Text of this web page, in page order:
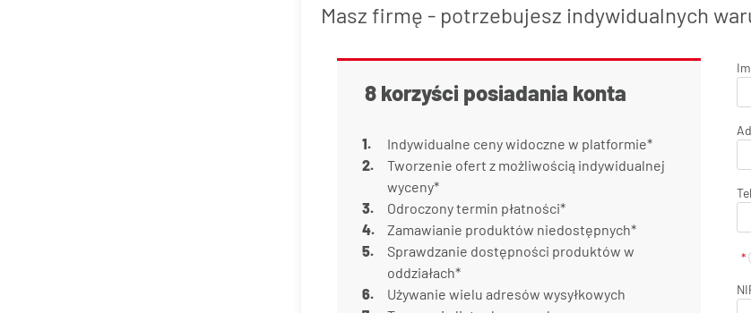
Masz firmę - potrzebujesz indywidualnych
8 korzyści posiadania konta
Indywidualne ceny widoczne w platformie*
Tworzenie ofert z możliwością indywidualnej
wyceny*
Odroczony termin płatności*
Zamawianie produktów niedostępnych*
Sprawdzanie dostępności produktów w
oddziałach*
Używanie wielu adresów wysyłkowych